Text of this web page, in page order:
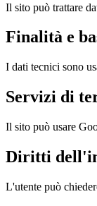
Il sito può trattare
Finalità e
I dati tecnici sono
Servizi di
Il sito può usare
Diritti
L'utente può